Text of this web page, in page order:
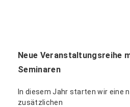
Neue Veranstaltungsreihe
Seminaren
In diesem Jahr starten wir eine
zusätzlichen